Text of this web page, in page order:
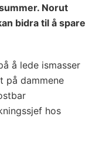
Norut
bidra til å spare
å lede ismasser
på dammene
hos